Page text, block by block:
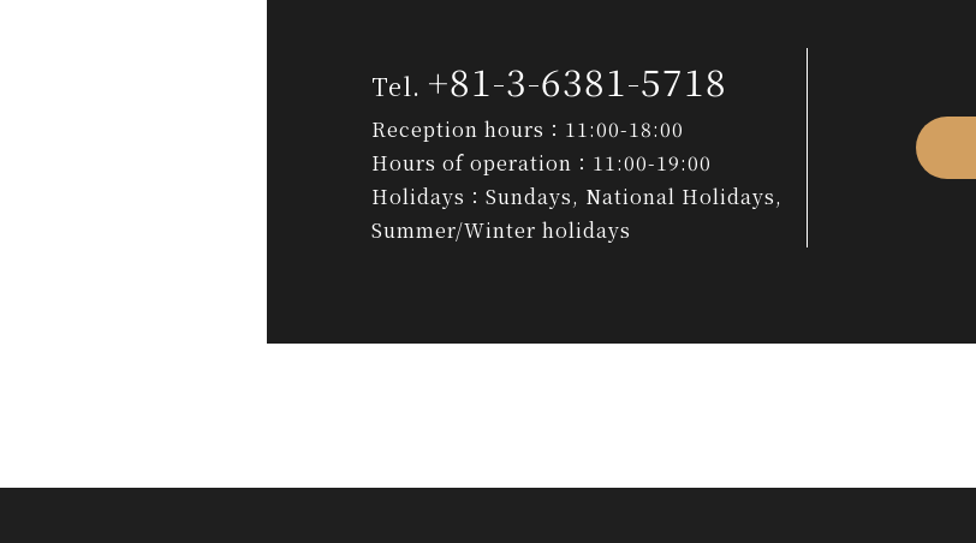
+81-3-6381-5718
Reception hours：11:00-18:00
Hours of operation：11:00-19:00
Holidays：Sundays, National Holidays,
Summer/Winter holidays